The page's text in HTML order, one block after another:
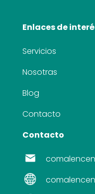
Enlaces de
Servicios
Nosotras
Blog
Contacto
Contacto